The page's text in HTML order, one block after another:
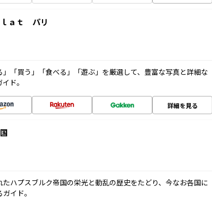
ａｔ パリ
「買う」「食べる」「遊ぶ」を厳選して、豊富な写真と詳細な
ド。
詳細を見る
たハプスブルク帝国の栄光と動乱の歴史をたどり、今なお各国に
イド。